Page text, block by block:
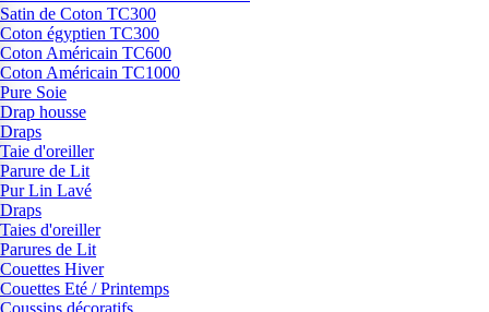
Satin de Coton TC300
Coton égyptien TC300
Coton Américain TC600
Coton Américain TC1000
Pure Soie
Drap housse
Draps
Taie d'oreiller
Parure de Lit
Pur Lin Lavé
Draps
Taies d'oreiller
Parures de Lit
Couettes Hiver
Couettes Eté / Printemps